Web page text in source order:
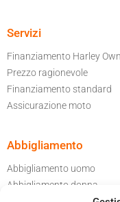
Servizi
Finanziamento Harley Own
Prezzo ragionevole
Finanziamento standard
Assicurazione moto
Abbigliamento
Abbigliamento uomo
Abbigliamento donna